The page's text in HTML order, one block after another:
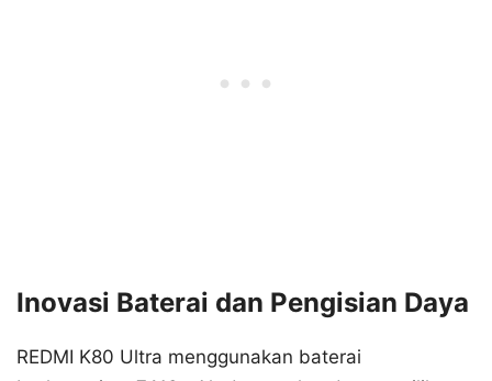
Inovasi Baterai dan Pengisian Daya
REDMI K80 Ultra menggunakan baterai